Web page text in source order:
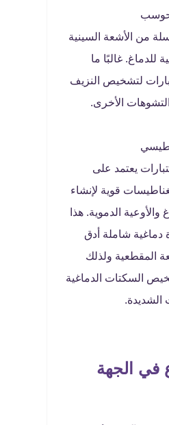
من الأشعة السينية
للدماغ. غالبًا ما
لتشخيص النزيف
الأخرى.
يعتمد على
قوية لإنشاء
الدموية. هذا
دماغية شاملة أدق
المقطعية ولذلك
السكتات الدماغية
الشديدة.
في الجهة